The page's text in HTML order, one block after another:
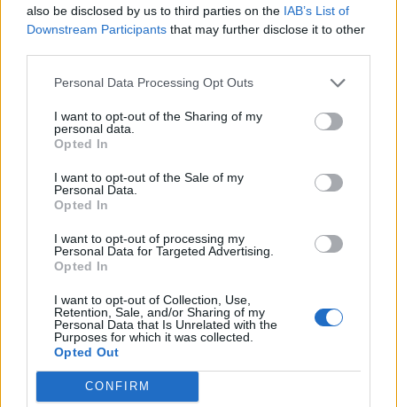
also be disclosed by us to third parties on the IAB’s List of
Downstream Participants that may further disclose it to other
Personal Data Processing Opt Outs
I want to opt-out of the Sharing of my
personal data.
Opted In
I want to opt-out of the Sale of my
Personal Data.
Opted In
I want to opt-out of processing my
Personal Data for Targeted Advertising.
Opted In
I want to opt-out of Collection, Use,
Retention, Sale, and/or Sharing of my
Personal Data that Is Unrelated with the
Purposes for which it was collected.
Opted Out
CONFIRM
Γίνονται εύκολα &
γρήγορα σε χρόνο dt
εμφανίσεις τους
Σίσσυ Χρηστίδου:
Έκανε πλεξούδες και
δημιούργησε το
απόλυτο marmaid
χτένισμα
Braids: 6
καλοκαιρινά
χτενίσματα για να
δοκιμάσεις στις